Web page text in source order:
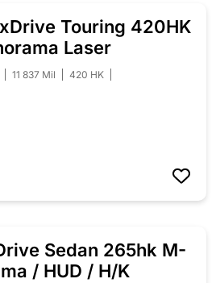
NYINKOMMEN
Touring 420HK
Laser
11 837 Mil
420 HK
NYINKOMMEN
Sedan 265hk M-
/ HUD / H/K